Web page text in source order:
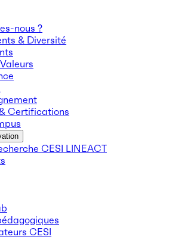
nous ?
& Diversité
Certifications
CESI LINEACT
CESI